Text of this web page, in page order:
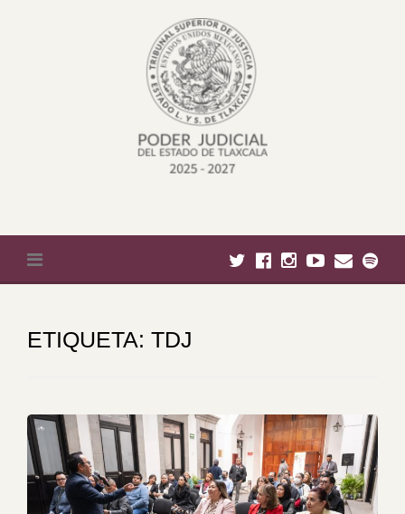
ETIQUETA: TDJ